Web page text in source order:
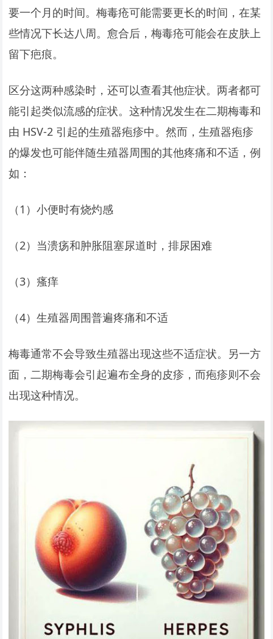
要一个月的时间。梅毒疮可能需要更长的时间，在某
些情况下长达八周。愈合后，梅毒疮可能会在皮肤上
留下疤痕。
区分这两种感染时，还可以查看其他症状。两者都可
能引起类似流感的症状。这种情况发生在二期梅毒和
由 HSV-2 引起的生殖器疱疹中。然而，生殖器疱疹
的爆发也可能伴随生殖器周围的其他疼痛和不适，例
如：
（1）小便时有烧灼感
（2）当溃疡和肿胀阻塞尿道时，排尿困难
（3）瘙痒
（4）生殖器周围普遍疼痛和不适
梅毒通常不会导致生殖器出现这些不适症状。另一方
面，二期梅毒会引起遍布全身的皮疹，而疱疹则不会
出现这种情况。